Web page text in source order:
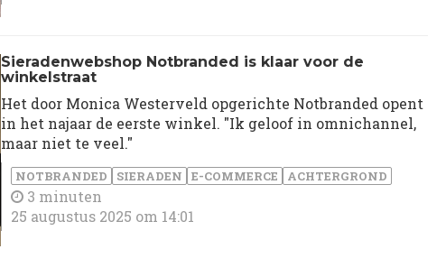
Sieradenwebshop Notbranded is klaar voor de
winkelstraat
Het door Monica Westerveld opgerichte Notbranded opent
in het najaar de eerste winkel. "Ik geloof in omnichannel,
maar niet te veel."
NOTBRANDED SIERADEN E-COMMERCE ACHTERGROND
3 minuten
25 augustus 2025 om 14:01